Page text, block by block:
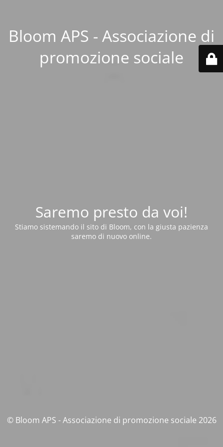
Bloom APS - Associazione di
promozione sociale
Saremo presto da voi!
Stiamo sistemando il sito di Bloom, con la giusta pazienza
saremo di nuovo online.
© Bloom APS - Associazione di promozione sociale 2026